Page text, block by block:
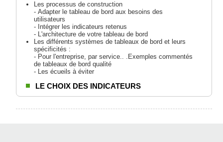
Les processus de construction
- Adapter le tableau de bord aux besoins des
utilisateurs
- Intégrer les indicateurs retenus
- L'architecture de votre tableau de bord
Les différents systèmes de tableaux de bord et leurs
spécificités :
- Pour l'entreprise, par service.. .Exemples commentés
de tableaux de bord qualité
- Les écueils à éviter
LE CHOIX DES INDICATEURS
- Typologie : qualitatif, quantitatif, financier,